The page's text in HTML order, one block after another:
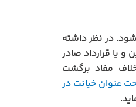
در نظر داشته
یا قرارداد صادر
مفاد برگشت
عنوان خیانت در